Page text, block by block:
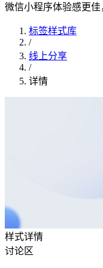
微信小程序体验感更
标签样式库
/
线上分享
/
详情
样式详情
讨论区